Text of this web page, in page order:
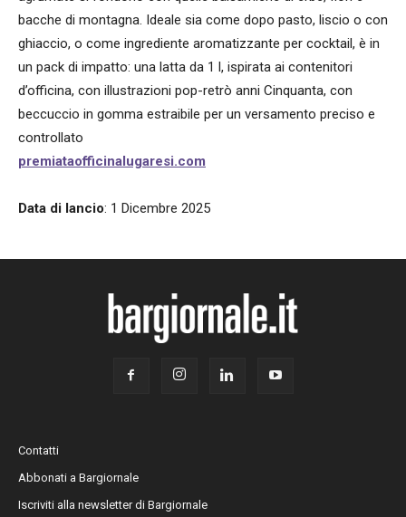
bacche di montagna. Ideale sia come dopo pasto, liscio o con
ghiaccio, o come ingrediente aromatizzante per cocktail, è in
un pack di impatto: una latta da 1 l, ispirata ai contenitori
d’officina, con illustrazioni pop-retrò anni Cinquanta, con
beccuccio in gomma estraibile per un versamento preciso e
controllato
premiataofficinalugaresi.com
Data di lancio: 1 Dicembre 2025
Contatti
Abbonati a Bargiornale
Iscriviti alla newsletter di Bargiornale